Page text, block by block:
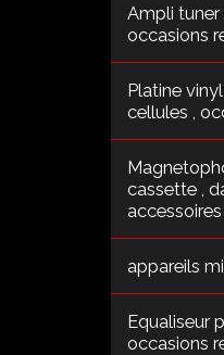
Ampli tuner
occasions
Platine
cellules ,
cassette ,
accessoires
appareils
Equaliseur
occasions